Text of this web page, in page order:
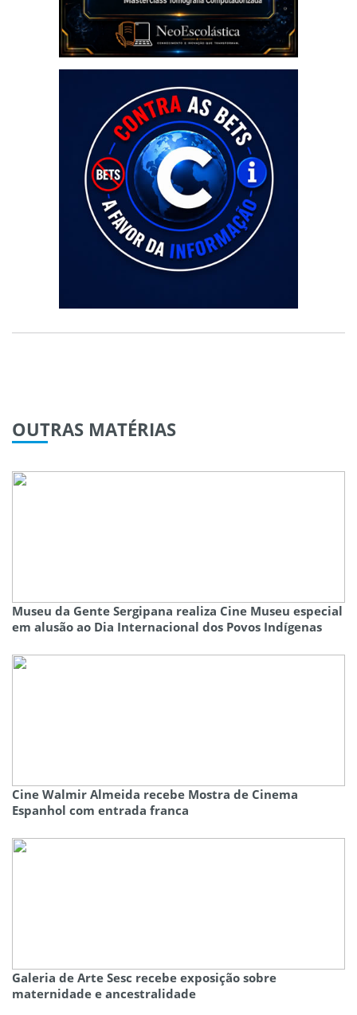
OUTRAS MATÉRIAS
Museu da Gente Sergipana realiza Cine Museu especial
em alusão ao Dia Internacional dos Povos Indígenas
Cine Walmir Almeida recebe Mostra de Cinema
Espanhol com entrada franca
Galeria de Arte Sesc recebe exposição sobre
maternidade e ancestralidade